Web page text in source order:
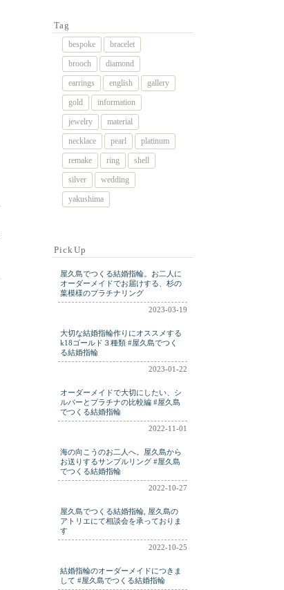
Tag
bespoke
bracelet
brooch
diamond
earrings
english
gallery
gold
information
jewelry
material
necklace
pearl
platinum
remake
ring
shell
silver
wedding
yakushima
PickUp
屋久島でつくる結婚指輪。お二人に
オーダーメイドでお届けする、杉の
葉模様のプラチナリング
2023-03-19
大切な結婚指輪作りにオススメする
k18ゴールド３種類 #屋久島でつく
る結婚指輪
2023-01-22
オーダーメイドで大切にしたい、シ
ルバーとプラチナの比較編 #屋久島
でつくる結婚指輪
2022-11-01
海の向こうのお二人へ。屋久島から
お送りするサンプルリング #屋久島
でつくる結婚指輪
2022-10-27
屋久島でつくる結婚指輪, 屋久島の
アトリエにて相談会を承っておりま
す
2022-10-25
結婚指輪のオーダーメイドにつきま
して #屋久島でつくる結婚指輪